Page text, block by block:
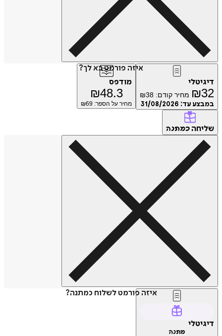
איזה פורמט בא לך?
₪ מחיר קודם: ₪38
עד:31/08/2026
מודפס
₪48.3
מחיר על הספר: ₪69
כמתנה
איזה פורמט לשלוח כמתנה?